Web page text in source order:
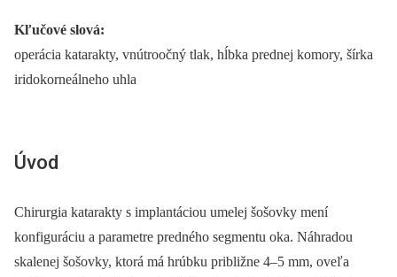
Kľučové slová:
operácia katarakty, vnútroočný tlak, hĺbka prednej komory, šírka
iridokorneálneho uhla
Úvod
Chirurgia katarakty s implantáciou umelej šošovky mení
konfiguráciu a parametre predného segmentu oka. Náhradou
skalenej šošovky, ktorá má hrúbku približne 4–5 mm, oveľa